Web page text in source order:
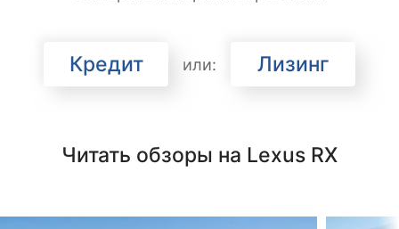
Кредит или: Лизинг
Читать обзоры на Lexus RX